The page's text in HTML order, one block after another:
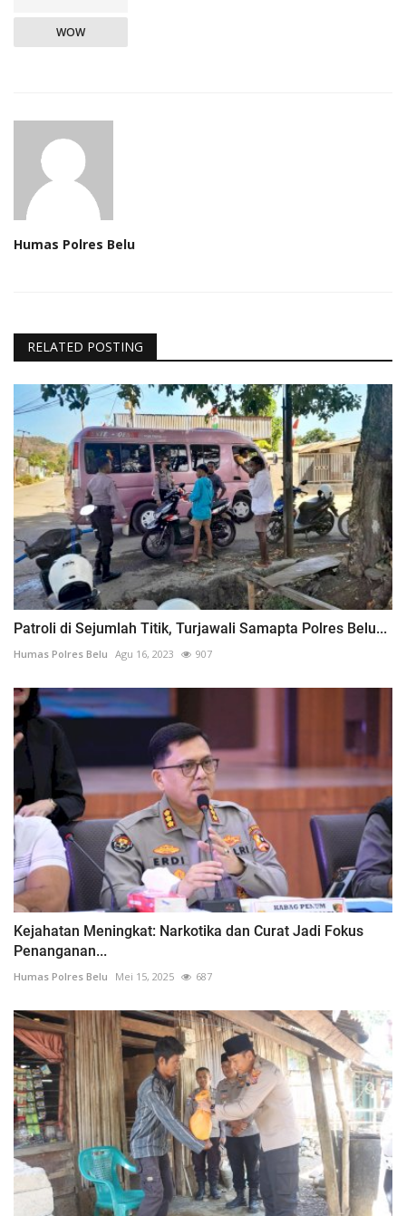
WOW
Humas Polres Belu
RELATED POSTING
Patroli di Sejumlah Titik, Turjawali Samapta Polres Belu...
Humas Polres Belu Agu 16, 2023 907
Kejahatan Meningkat: Narkotika dan Curat Jadi Fokus
Penanganan...
Humas Polres Belu Mei 15, 2025 687